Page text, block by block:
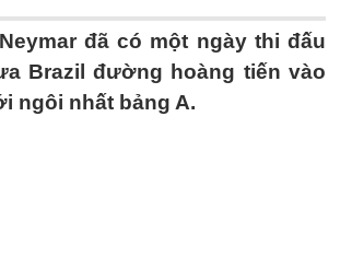
đã có một ngày thi đấu
Brazil đường hoàng tiến vào
ngôi nhất bảng A.